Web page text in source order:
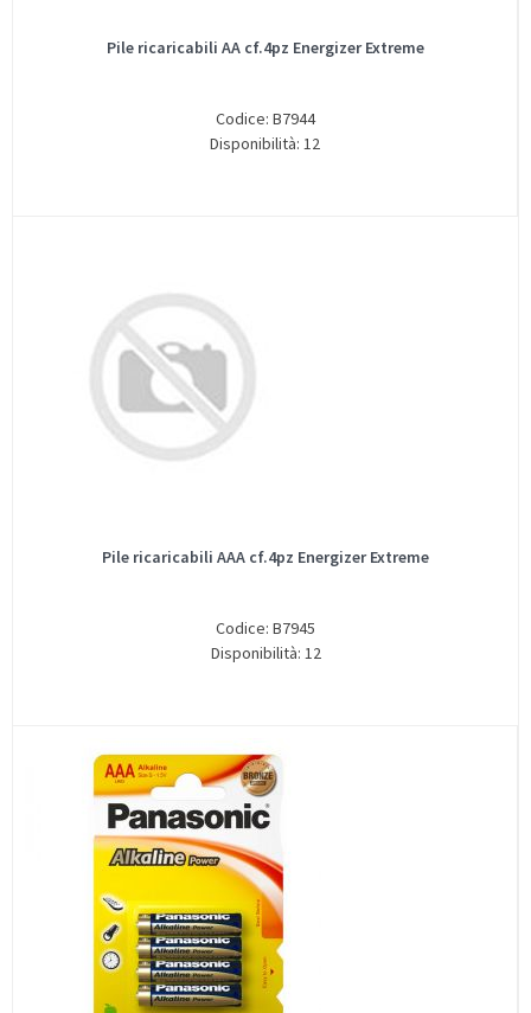
Pile ricaricabili AA cf.4pz Energizer Extreme
Codice: B7944
Disponibilità: 12
Pile ricaricabili AAA cf.4pz Energizer Extreme
Codice: B7945
Disponibilità: 12